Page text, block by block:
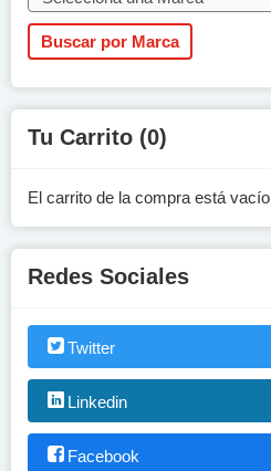
Tu Carrito (0)
El carrito de la compra está vacío
Redes Sociales
Twitter
Linkedin
Facebook